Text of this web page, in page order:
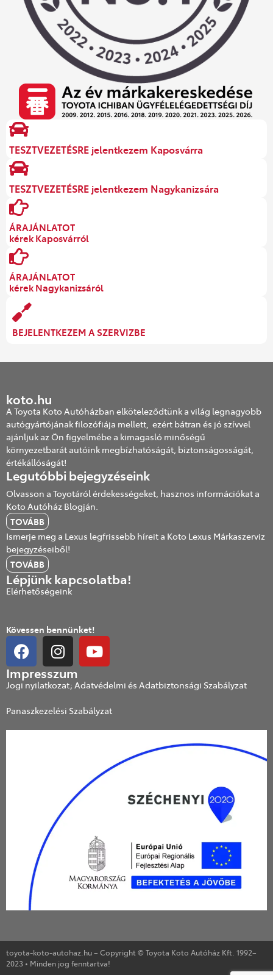
TESZTVEZETÉSRE jelentkezem Kaposvárra
TESZTVEZETÉSRE jelentkezem Nagykanizsára
ÁRAJÁNLATOT
kérek Kaposvárról
ÁRAJÁNLATOT
kérek Nagykanizsáról
BEJELENTKEZEM A SZERVIZBE
koto.hu
A Toyota Koto Autóházban elköteleződtünk a világ legnagyobb
autógyártójának filozófiája mellett, ezért bátran és jó szívvel
ajánljuk az Ön figyelmébe a kimagasló minőségű
környezetbarát autóink megbízhatóságát, biztonságosságát,
értékállóságát!
Legutóbbi bejegyzéseink
Olvasson a Toyotáról érdekességeket, hasznos információkat a
Koto Autóház Blogján.
TOVÁBB
Ismerje meg a Lexus legfrissebb híreit a Koto Lexus Márkaszerviz
bejegyzéseiből!
TOVÁBB
Lépjünk kapcsolatba!
Elérhetőségeink
Kövessen bennünket!
Impresszum
Jogi nyilatkozat; Adatvédelmi és Adatbiztonsági Szabályzat
Panaszkezelési Szabályzat
toyota-koto-autohaz.hu – Copyright © Toyota Koto Autóház Kft. 1992–
2023 • Minden jog fenntartva!